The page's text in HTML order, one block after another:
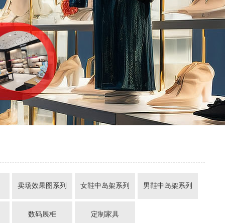
卖场效果图系列 女鞋中岛架系列 男鞋中岛架系列
数码展柜 定制家具